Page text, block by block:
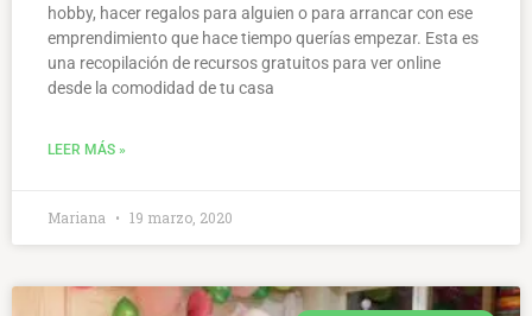
hobby, hacer regalos para alguien o para arrancar con ese
emprendimiento que hace tiempo querías empezar. Esta es
una recopilación de recursos gratuitos para ver online
desde la comodidad de tu casa
LEER MÁS »
Mariana 19 marzo, 2020